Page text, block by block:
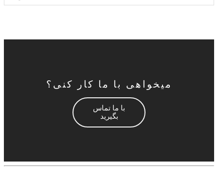
میخواهی با ما کار کنی؟
با ما تماس
بگیرید